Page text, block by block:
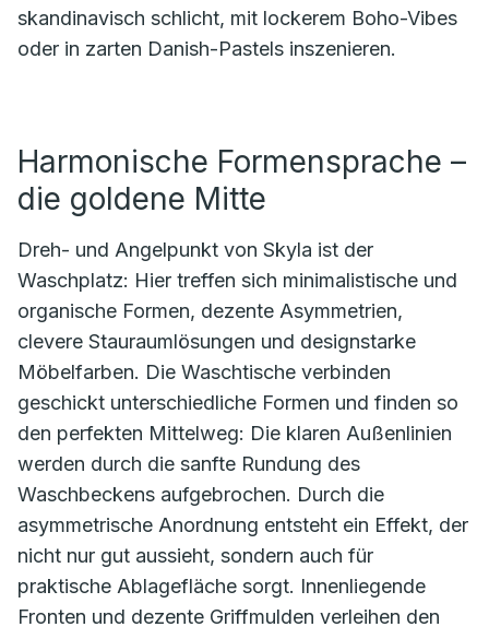
skandinavisch schlicht, mit lockerem Boho-Vibes
oder in zarten Danish-Pastels inszenieren.
Harmonische Formensprache –
die goldene Mitte
Dreh- und Angelpunkt von Skyla ist der
Waschplatz: Hier treffen sich minimalistische und
organische Formen, dezente Asymmetrien,
clevere Stauraumlösungen und designstarke
Möbelfarben. Die Waschtische verbinden
geschickt unterschiedliche Formen und finden so
den perfekten Mittelweg: Die klaren Außenlinien
werden durch die sanfte Rundung des
Waschbeckens aufgebrochen. Durch die
asymmetrische Anordnung entsteht ein Effekt, der
nicht nur gut aussieht, sondern auch für
praktische Ablagefläche sorgt. Innenliegende
Fronten und dezente Griffmulden verleihen den